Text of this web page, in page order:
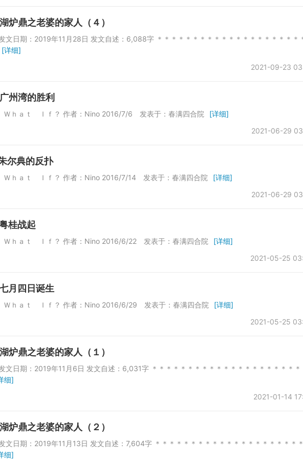
炉鼎之老婆的家人（４）
文日期：2019年11月28日 发文自述：6,088字 ＊＊＊＊＊＊＊＊＊＊＊＊＊＊＊＊＊＊＊＊
[详细]
2021-09-23
州湾的胜利
者：Nino 2016/7/6 发表于：春满四合院
[详细]
2021-06-29
尔典的反扑
者：Nino 2016/7/14 发表于：春满四合院
[详细]
2021-06-29
桂战起
者：Nino 2016/6/22 发表于：春满四合院
[详细]
2021-05-25
月四日诞生
者：Nino 2016/6/29 发表于：春满四合院
[详细]
2021-05-25
炉鼎之老婆的家人（１）
文日期：2019年11月6日 发文自述：6,031字 ＊＊＊＊＊＊＊＊＊＊＊＊＊＊＊＊＊＊＊＊＊
细]
2021-01-14
炉鼎之老婆的家人（２）
文日期：2019年11月13日 发文自述：7,604字 ＊＊＊＊＊＊＊＊＊＊＊＊＊＊＊＊＊＊＊＊
细]